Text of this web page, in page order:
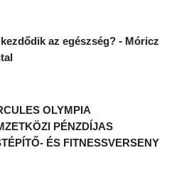
az egészség? - Móricz
OLYMPIA
PÉNZDÍJAS
ÉS FITNESSVERSENY